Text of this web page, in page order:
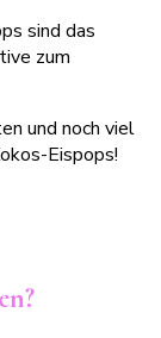
und noch viel
Eispops!